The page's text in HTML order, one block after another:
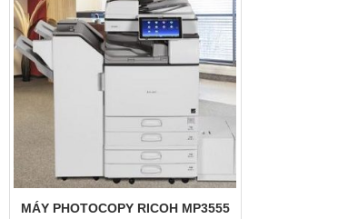
MÁY PHOTOCOPY RICOH MP3555